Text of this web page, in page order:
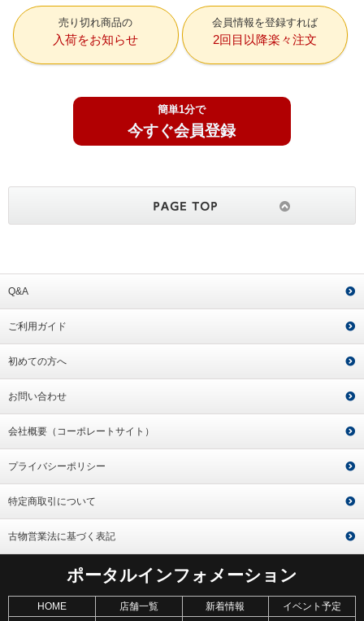
売り切れ商品の
入荷をお知らせ
会員情報を登録すれば
2回目以降楽々注文
簡単1分で
今すぐ会員登録
Q&A
ご利用ガイド
初めての方へ
お問い合わせ
会社概要（コーポレートサイト）
プライバシーポリシー
特定商取引について
古物営業法に基づく表記
ポータルインフォメーション
HOME 店舗一覧 新着情報
イベント予定